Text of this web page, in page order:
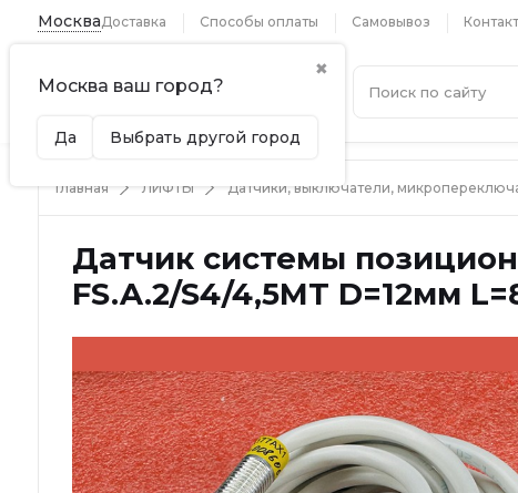
Москва
✖
Москва ваш город?
Да Выбрать другой город
Доставка Способы оплаты Самовывоз
Главная ЛИФТЫ Датчики, выключатели,
Датчик системы
FS.A.2/S4/4,5MT D=12мм